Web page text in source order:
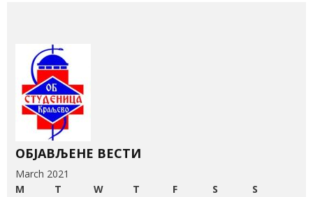
ОБЈАВЉЕНЕ ВЕСТИ
March 2021
M
T W T F S
S